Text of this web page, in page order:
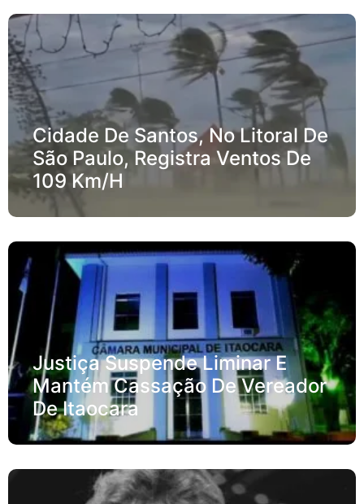
Cidade De Santos, No Litoral De
São Paulo, Registra Ventos De
109 Km/h
Justiça Suspende Liminar E
Mantém Cassação De Vereador
De Itaocara